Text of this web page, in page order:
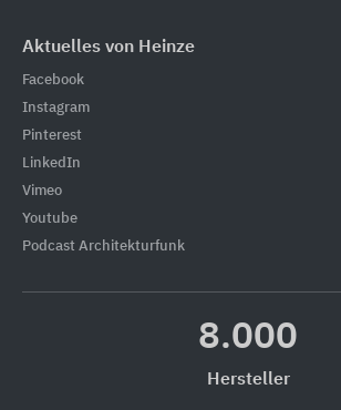
Aktuelles von Heinze
Facebook
Instagram
Pinterest
LinkedIn
Vimeo
Youtube
Podcast Architekturfunk
8.000
Hersteller